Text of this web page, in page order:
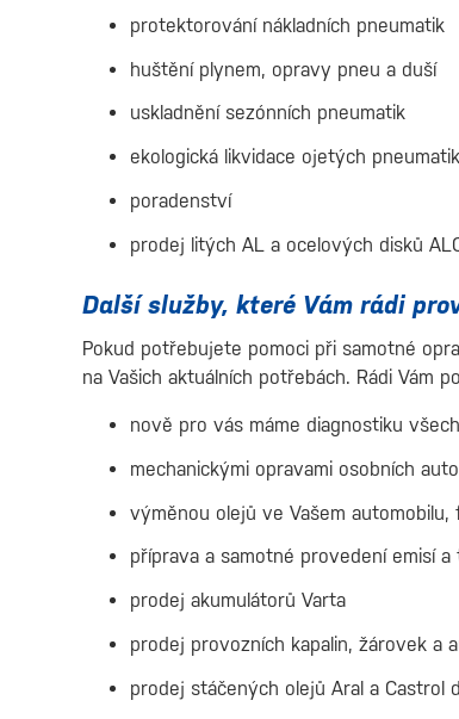
protektorování nákladních pneumatik
huštění plynem, opravy pneu a duší
uskladnění sezónních pneumatik
ekologická likvidace ojetých pneumatik
poradenství
prodej litých AL a ocelových disků
Další služby, které Vám rádi
Pokud potřebujete pomoci při samotné
na Vašich aktuálních potřebách. Rádi Vám
nově pro vás máme diagnostiku
mechanickými opravami osobních
výměnou olejů ve Vašem
příprava a samotné provedení emisí
prodej akumulátorů Varta
prodej provozních kapalin, žárovek a
prodej stáčených olejů Aral a Castrol